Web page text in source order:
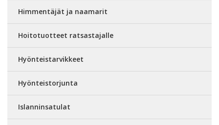
Himmentäjät ja naamarit
Hoitotuotteet ratsastajalle
Hyönteistarvikkeet
Hyönteistorjunta
Islanninsatulat